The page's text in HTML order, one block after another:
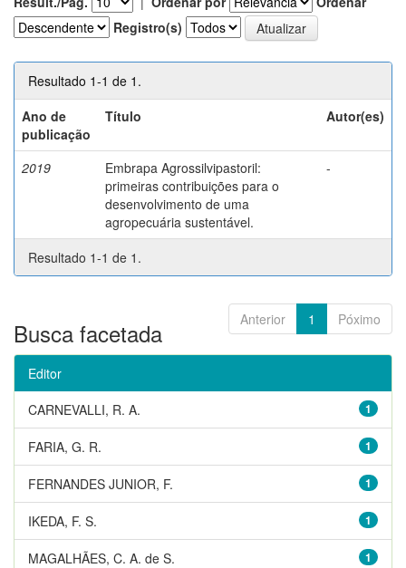
Registro(s)
Resultado 1-1 de 1.
Ano de
publicação
Título Autor(es)
2019
Embrapa Agrossilvipastoril:
primeiras contribuições para o
desenvolvimento de uma
agropecuária sustentável.
-
Resultado 1-1 de 1.
Anterior 1 Póximo
Busca facetada
Editor
1
CARNEVALLI, R. A.
1
FARIA, G. R.
1
FERNANDES JUNIOR, F.
1
IKEDA, F. S.
1
MAGALHÃES, C. A. de S.